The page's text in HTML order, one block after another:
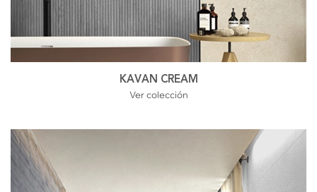
KAVAN CREAM
Ver colección